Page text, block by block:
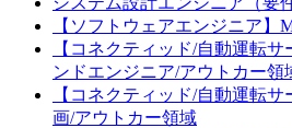
【ソフトウェアエンジニア】
【コネクティッド/自動運転
ンドエンジニア​​/アウトカー領
【コネクティッド/自動運転
画/アウトカー領域